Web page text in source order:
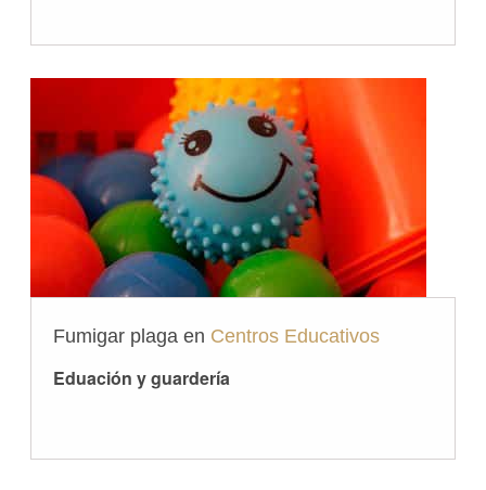
Fumigar plaga en Centros Educativos
Eduación y guardería